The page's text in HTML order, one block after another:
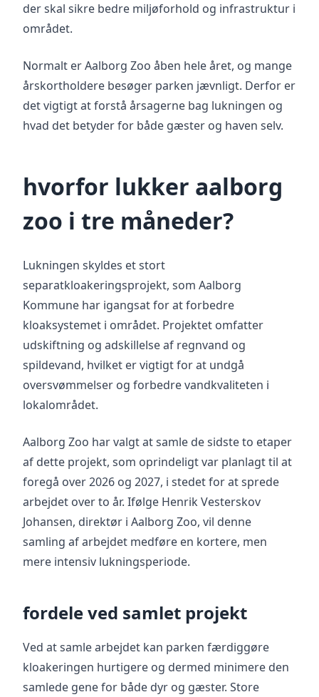
der skal sikre bedre miljøforhold og infrastruktur i
området.
Normalt er Aalborg Zoo åben hele året, og mange
årskortholdere besøger parken jævnligt. Derfor er
det vigtigt at forstå årsagerne bag lukningen og
hvad det betyder for både gæster og haven selv.
hvorfor lukker aalborg
zoo i tre måneder?
Lukningen skyldes et stort
separatkloakeringsprojekt, som Aalborg
Kommune har igangsat for at forbedre
kloaksystemet i området. Projektet omfatter
udskiftning og adskillelse af regnvand og
spildevand, hvilket er vigtigt for at undgå
oversvømmelser og forbedre vandkvaliteten i
lokalområdet.
Aalborg Zoo har valgt at samle de sidste to etaper
af dette projekt, som oprindeligt var planlagt til at
foregå over 2026 og 2027, i stedet for at sprede
arbejdet over to år. Ifølge Henrik Vesterskov
Johansen, direktør i Aalborg Zoo, vil denne
samling af arbejdet medføre en kortere, men
mere intensiv lukningsperiode.
fordele ved samlet projekt
Ved at samle arbejdet kan parken færdiggøre
kloakeringen hurtigere og dermed minimere den
samlede gene for både dyr og gæster. Store